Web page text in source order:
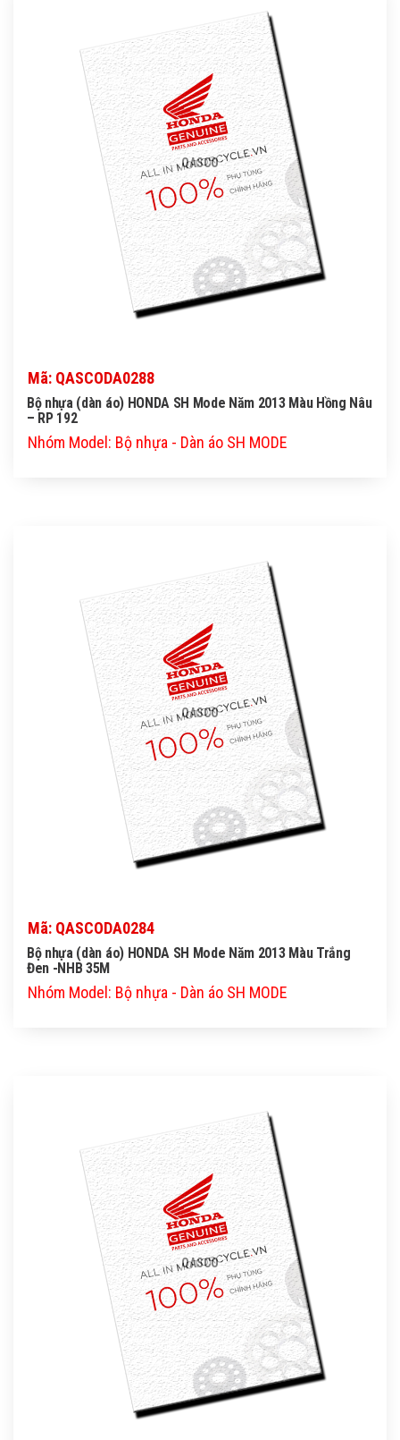
QASCO
Mã: QASCODA0288
Bộ nhựa (dàn áo) HONDA SH Mode Năm 2013 Màu Hồng Nâu
– RP 192
Nhóm Model: Bộ nhựa - Dàn áo SH MODE
QASCO
Mã: QASCODA0284
Bộ nhựa (dàn áo) HONDA SH Mode Năm 2013 Màu Trắng
Đen -NHB 35M
Nhóm Model: Bộ nhựa - Dàn áo SH MODE
QASCO